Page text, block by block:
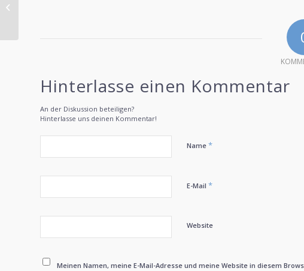
Hinterlasse einen Kommentar
An der Diskussion beteiligen?
Hinterlasse uns deinen Kommentar!
Name *
E-Mail *
Website
Meinen Namen, meine E-Mail-Adresse und meine Website in diesem